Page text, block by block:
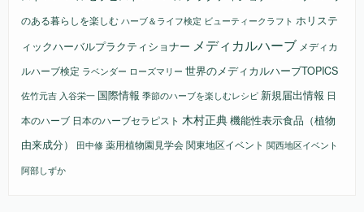
のある暮らしを楽しむ ハーブ＆ライフ検定 ビューティークラフト ホリステ
ィックハーバルプラクティショナー メディカルハーブ メディカ
ルハーブ検定 ラベンダー ローズマリー 世界のメディカルハーブTOPICS
佐竹元吉 入谷栄一 国際情報 季節のハーブを楽しむレシピ 新規届出情報 日
本のハーブ 日本のハーブセラピスト 木村正典機能性表示食品（植物
由来成分）
田中修 薬用植物園見学会関東地区イベント 関西地区イベント
阿部しずか